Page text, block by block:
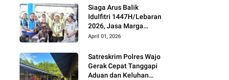
Keamanan dan
Kenyamanan
Perjalanan
Siaga Arus Balik
Idulfitri 1447H/Lebaran
2026, Jasa Marga
Pastikan Kesiapan
Pemudik Gunakan Rest
Area Alternatif
April 01, 2026
Satreskrim Polres Wajo
Gerak Cepat Tanggapi
Aduan dan Keluhan